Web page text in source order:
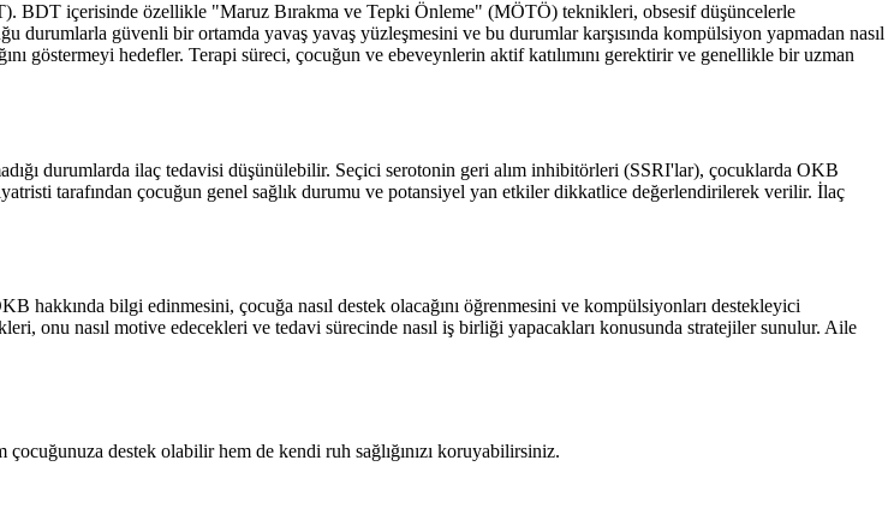
BDT içerisinde özellikle "Maruz Bırakma ve Tepki Önleme" (MÖTÖ) teknikleri, obsesif düşüncelerle
durumlarla güvenli bir ortamda yavaş yavaş yüzleşmesini ve bu durumlar karşısında kompülsiyon yapmadan nasıl
göstermeyi hedefler. Terapi süreci, çocuğun ve ebeveynlerin aktif katılımını gerektirir ve genellikle bir uzman
durumlarda ilaç tedavisi düşünülebilir. Seçici serotonin geri alım inhibitörleri (SSRI'lar), çocuklarda OKB
tarafından çocuğun genel sağlık durumu ve potansiyel yan etkiler dikkatlice değerlendirilerek verilir. İlaç
bilgi edinmesini, çocuğa nasıl destek olacağını öğrenmesini ve kompülsiyonları destekleyici
onu nasıl motive edecekleri ve tedavi sürecinde nasıl iş birliği yapacakları konusunda stratejiler sunulur. Aile
destek olabilir hem de kendi ruh sağlığınızı koruyabilirsiniz.